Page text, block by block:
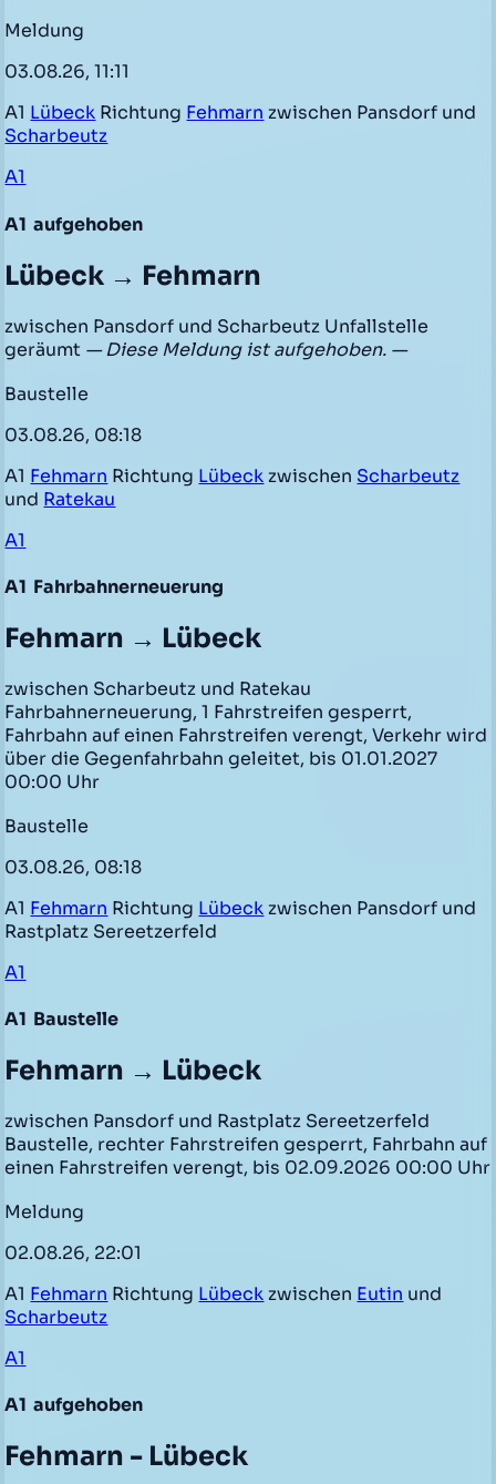
Meldung
03.08.26, 11:11
A1 Lübeck Richtung Fehmarn zwischen Pansdorf und
Scharbeutz
A1
A1 aufgehoben
Lübeck → Fehmarn
zwischen Pansdorf und Scharbeutz Unfallstelle
geräumt — Diese Meldung ist aufgehoben. —
Baustelle
03.08.26, 08:18
A1 Fehmarn Richtung Lübeck zwischen Scharbeutz
und Ratekau
A1
A1 Fahrbahnerneuerung
Fehmarn → Lübeck
zwischen Scharbeutz und Ratekau
Fahrbahnerneuerung, 1 Fahrstreifen gesperrt,
Fahrbahn auf einen Fahrstreifen verengt, Verkehr wird
über die Gegenfahrbahn geleitet, bis 01.01.2027
00:00 Uhr
Baustelle
03.08.26, 08:18
A1 Fehmarn Richtung Lübeck zwischen Pansdorf und
Rastplatz Sereetzerfeld
A1
A1 Baustelle
Fehmarn → Lübeck
zwischen Pansdorf und Rastplatz Sereetzerfeld
Baustelle, rechter Fahrstreifen gesperrt, Fahrbahn auf
einen Fahrstreifen verengt, bis 02.09.2026 00:00 Uhr
Meldung
02.08.26, 22:01
A1 Fehmarn Richtung Lübeck zwischen Eutin und
Scharbeutz
A1
A1 aufgehoben
Fehmarn - Lübeck